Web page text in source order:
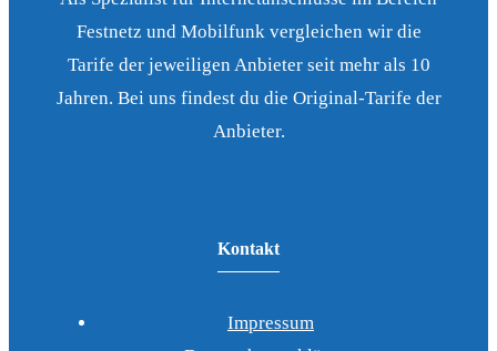
Festnetz und Mobilfunk vergleichen wir die
Tarife der jeweiligen Anbieter seit mehr als 10
Jahren. Bei uns findest du die Original-Tarife der
Anbieter.
Kontakt
Impressum